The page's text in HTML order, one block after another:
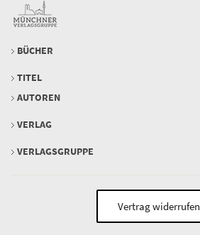
BÜCHER
TITEL
AUTOREN
VERLAG
VERLAGSGRUPPE
Vertrag widerrufen